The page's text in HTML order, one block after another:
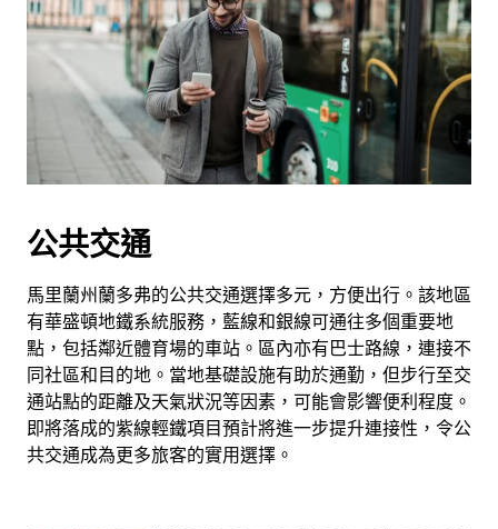
公共交通
馬里蘭州蘭多弗的公共交通選擇多元，方便出行。該地區
有華盛頓地鐵系統服務，藍線和銀線可通往多個重要地
點，包括鄰近體育場的車站。區內亦有巴士路線，連接不
同社區和目的地。當地基礎設施有助於通勤，但步行至交
通站點的距離及天氣狀況等因素，可能會影響便利程度。
即將落成的紫線輕鐵項目預計將進一步提升連接性，令公
共交通成為更多旅客的實用選擇。